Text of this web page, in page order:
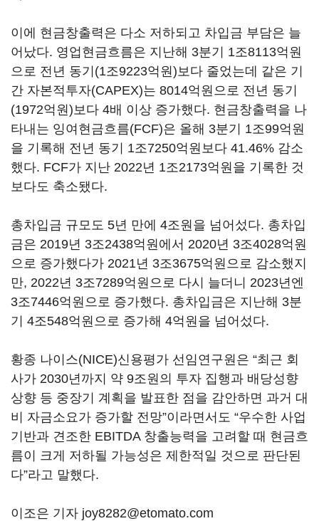
이에 현금창출력은 다소 저하되고 차입금 부담은 늘
어났다. 영업현금흐름은 지난해 3분기 1조8113억원
으로 전년 동기(1조9223억원)보다 줄었는데 같은 기
간 자본적투자(CAPEX)는 8014억원으로 전년 동기
(1972억원)보다 4배 이상 증가했다. 현금창출력을 나
타내는 잉여현금흐름(FCF)은 올해 3분기 1조99억원
을 기록해 전년 동기 1조7250억원보다 41.46% 감소
했다. FCF가 지난 2022년 1조2173억원을 기록한 것
보다도 축소됐다.
총차입금 규모도 5년 만에 4조원을 넘어섰다. 총차입
금은 2019년 3조2438억원에서 2020년 3조4028억원
으로 증가했다가 2021년 3조3675억원으로 감소했지
만, 2022년 3조7289억원으로 다시 늘더니 2023년엔
3조7446억원으로 증가했다. 총차입금은 지난해 3분
기 4조548억원으로 증가해 4억원을 넘어섰다.
황종 나이스(NICE)신용평가 선임연구원은 “최근 회
사가 2030년까지 약 9조원의 투자 집행과 배당성향
상향 등 중장기 계획을 발표한 점을 감안하면 과거 대
비 자금소요가 증가할 전망”이라면서도 “우수한 사업
기반과 견조한 EBITDA 창출능력을 고려할 때 현금흐
름이 크게 저하될 가능성은 제한적일 것으로 판단된
다”라고 말했다.
이조은 기자 joy8282@etomato.com